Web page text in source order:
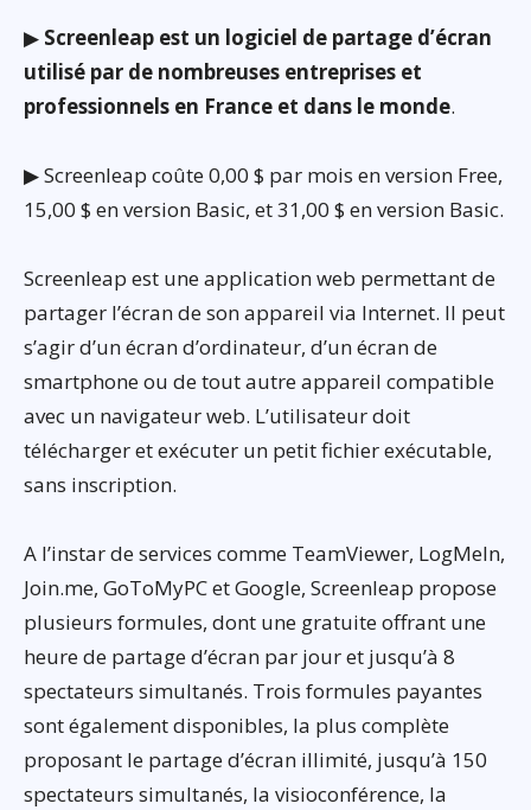
▶ Screenleap est un logiciel de partage d’écran
utilisé par de nombreuses entreprises et
professionnels en France et dans le monde.
▶ Screenleap coûte 0,00 $ par mois en version Free,
15,00 $ en version Basic, et 31,00 $ en version Basic.
Screenleap est une application web permettant de
partager l’écran de son appareil via Internet. Il peut
s’agir d’un écran d’ordinateur, d’un écran de
smartphone ou de tout autre appareil compatible
avec un navigateur web. L’utilisateur doit
télécharger et exécuter un petit fichier exécutable,
sans inscription.
A l’instar de services comme TeamViewer, LogMeIn,
Join.me, GoToMyPC et Google, Screenleap propose
plusieurs formules, dont une gratuite offrant une
heure de partage d’écran par jour et jusqu’à 8
spectateurs simultanés. Trois formules payantes
sont également disponibles, la plus complète
proposant le partage d’écran illimité, jusqu’à 150
spectateurs simultanés, la visioconférence, la